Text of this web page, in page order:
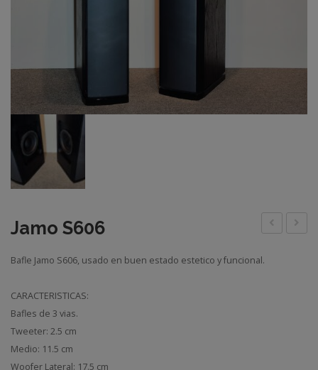
Jamo S606
Bafle Jamo S606, usado en buen estado estetico y funcional.
CARACTERISTICAS:
Bafles de 3 vias.
Tweeter: 2.5 cm
Medio: 11.5 cm
Woofer Lateral: 17.5 cm